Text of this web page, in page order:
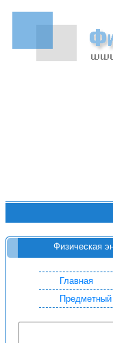
Физическая
Главная
Предметный